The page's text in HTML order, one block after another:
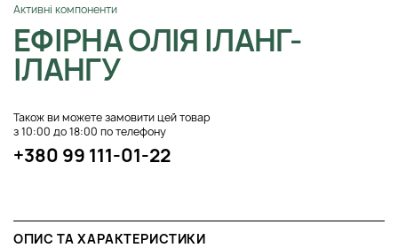
Активні компоненти
ЕФІРНА ОЛІЯ ІЛАНГ-
ІЛАНГУ
Також ви можете замовити цей товар
з 10:00 до 18:00 по телефону
+380 99 111-01-22
ОПИС ТА ХАРАКТЕРИСТИКИ